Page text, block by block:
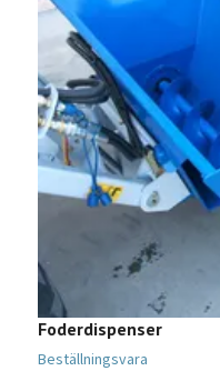
Foderdispenser
Beställningsvara